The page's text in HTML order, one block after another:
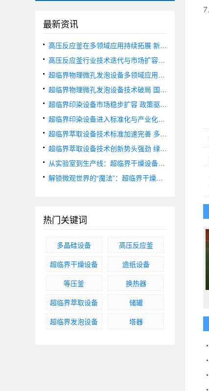
最新资讯
高压反应釜在多领域应用持续拓展 新能源与可降解材料赛道需求旺盛
高压反应釜行业技术迭代与市场扩容并行 国产化进程全面提速
超临界物理微孔发泡设备多领域应用持续拓展 市场需求加速释放
超临界物理微孔发泡设备技术破局 国产装备实现国际领先
超临界印染设备市场稳步扩容 政策驱动与技术创新双轮并进
超临界印染设备进入标准化与产业化快车道 绿色制造技术加速落地
超临界萃取设备技术标准加速完善 多元应用驱动市场增长
超临界萃取设备技术创新势头强劲 绿色应用场景持续拓宽
从实验室到生产线：超临界干燥设备的应用拓展与未来趋势
解锁微观世界的“魔法”：超临界干燥技术原理与应用
热门关键词
多晶硅设备
高压反应釜
超临界干燥设备
造纸设备
等压釜
换热器
超临界萃取设备
储罐
超临界发泡设备
塔器